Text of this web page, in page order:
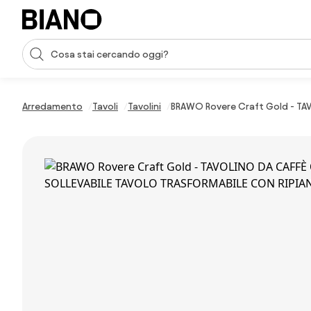
Salta la navigazione, vai al contenuto
Input della ricerca
Arredamento Tavoli Tavolini BRAWO Rovere Craft Gold -